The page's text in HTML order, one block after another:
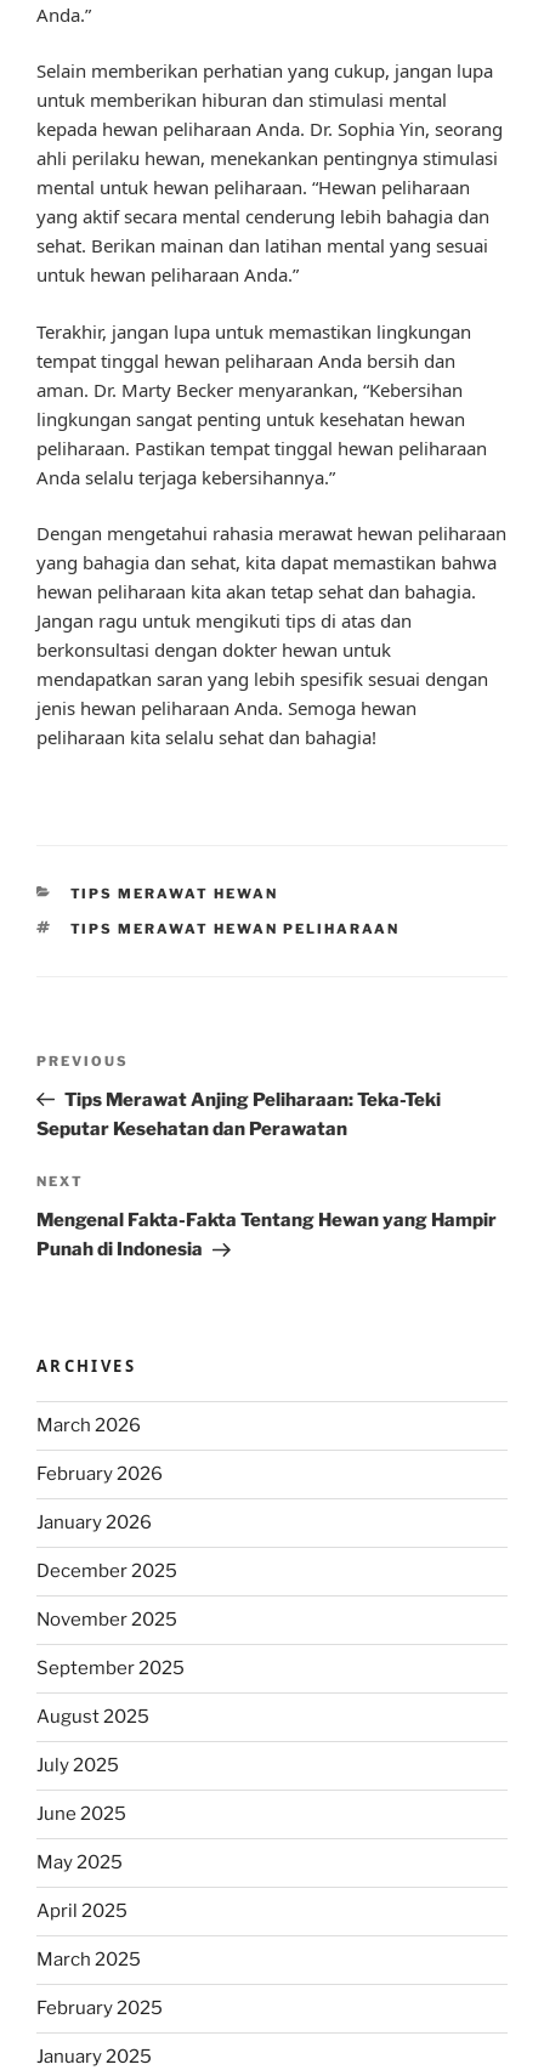
Anda.”
Selain memberikan perhatian yang cukup, jangan lupa
untuk memberikan hiburan dan stimulasi mental
kepada hewan peliharaan Anda. Dr. Sophia Yin, seorang
ahli perilaku hewan, menekankan pentingnya stimulasi
mental untuk hewan peliharaan. “Hewan peliharaan
yang aktif secara mental cenderung lebih bahagia dan
sehat. Berikan mainan dan latihan mental yang sesuai
untuk hewan peliharaan Anda.”
Terakhir, jangan lupa untuk memastikan lingkungan
tempat tinggal hewan peliharaan Anda bersih dan
aman. Dr. Marty Becker menyarankan, “Kebersihan
lingkungan sangat penting untuk kesehatan hewan
peliharaan. Pastikan tempat tinggal hewan peliharaan
Anda selalu terjaga kebersihannya.”
Dengan mengetahui rahasia merawat hewan peliharaan
yang bahagia dan sehat, kita dapat memastikan bahwa
hewan peliharaan kita akan tetap sehat dan bahagia.
Jangan ragu untuk mengikuti tips di atas dan
berkonsultasi dengan dokter hewan untuk
mendapatkan saran yang lebih spesifik sesuai dengan
jenis hewan peliharaan Anda. Semoga hewan
peliharaan kita selalu sehat dan bahagia!
CATEGORIES
TIPS MERAWAT HEWAN
TAGS
TIPS MERAWAT HEWAN PELIHARAAN
Previous
Post
PREVIOUS
Tips Merawat Anjing Peliharaan: Teka-Teki
Seputar Kesehatan dan Perawatan
Next
Post
NEXT
Mengenal Fakta-Fakta Tentang Hewan yang Hampir
Punah di Indonesia
ARCHIVES
March 2026
February 2026
January 2026
December 2025
November 2025
September 2025
August 2025
July 2025
June 2025
May 2025
April 2025
March 2025
February 2025
January 2025